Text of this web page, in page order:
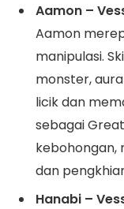
Aamon –
Aamon
manipulasi.
monster,
licik dan
sebagai
dan
Hanabi –